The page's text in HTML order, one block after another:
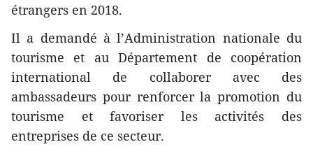
étrangers en 2018.
Il a demandé à l’Administration nationale du
tourisme et au Département de coopération
international de collaborer avec des
ambassadeurs pour renforcer la promotion du
tourisme et favoriser les activités des
entreprises de ce secteur.